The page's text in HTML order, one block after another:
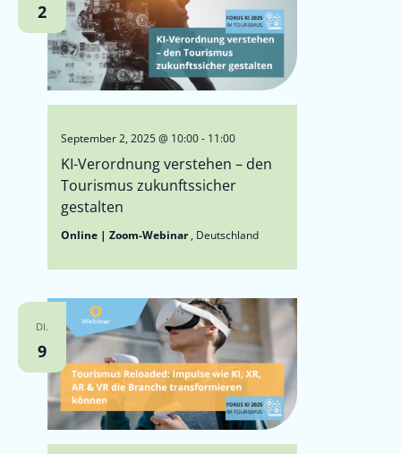
2
KI-Verordnung verstehen – den
Tourismus zukunftssicher
gestalten
September 2, 2025 @ 10:00- 11:00
Online | Zoom-Webinar, Deutschland
DI.
9